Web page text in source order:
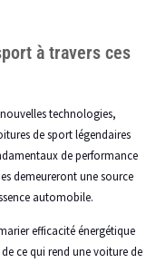
à travers ces
technologies,
de sport légendaires
de performance
demeureront une source
automobile.
efficacité énergétique
ce qui rend une voiture de